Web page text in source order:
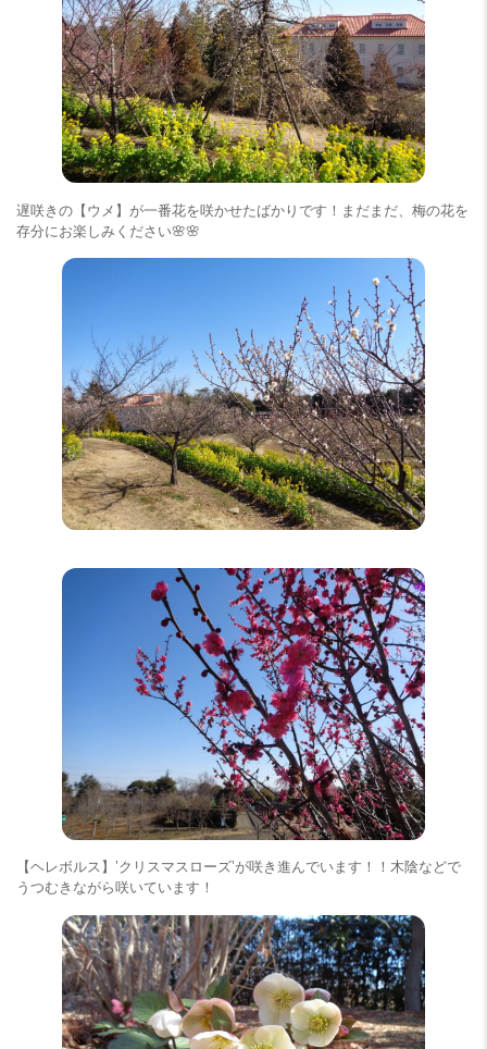
遅咲きの【ウメ】が一番花を咲かせたばかりです！まだまだ、梅の花を
存分にお楽しみください🌸🌸
【ヘレボルス】’クリスマスローズ’が咲き進んでいます！！木陰などで
うつむきながら咲いています！